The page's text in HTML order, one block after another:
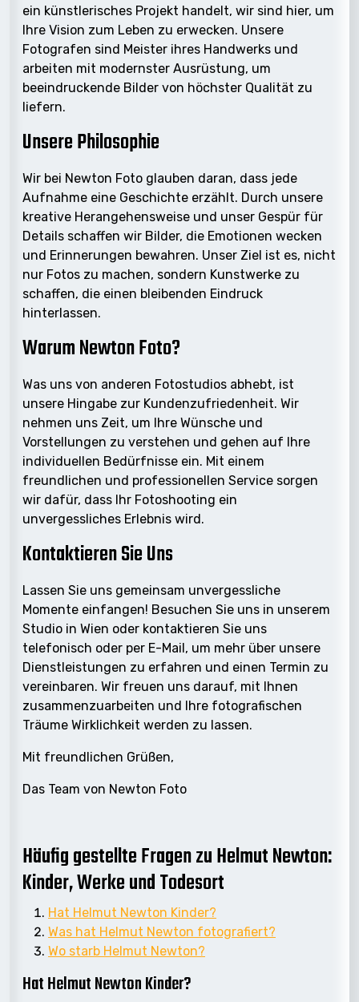
ein künstlerisches Projekt handelt, wir sind hier, um
Ihre Vision zum Leben zu erwecken. Unsere
Fotografen sind Meister ihres Handwerks und
arbeiten mit modernster Ausrüstung, um
beeindruckende Bilder von höchster Qualität zu
liefern.
Unsere Philosophie
Wir bei Newton Foto glauben daran, dass jede
Aufnahme eine Geschichte erzählt. Durch unsere
kreative Herangehensweise und unser Gespür für
Details schaffen wir Bilder, die Emotionen wecken
und Erinnerungen bewahren. Unser Ziel ist es, nicht
nur Fotos zu machen, sondern Kunstwerke zu
schaffen, die einen bleibenden Eindruck
hinterlassen.
Warum Newton Foto?
Was uns von anderen Fotostudios abhebt, ist
unsere Hingabe zur Kundenzufriedenheit. Wir
nehmen uns Zeit, um Ihre Wünsche und
Vorstellungen zu verstehen und gehen auf Ihre
individuellen Bedürfnisse ein. Mit einem
freundlichen und professionellen Service sorgen
wir dafür, dass Ihr Fotoshooting ein
unvergessliches Erlebnis wird.
Kontaktieren Sie Uns
Lassen Sie uns gemeinsam unvergessliche
Momente einfangen! Besuchen Sie uns in unserem
Studio in Wien oder kontaktieren Sie uns
telefonisch oder per E-Mail, um mehr über unsere
Dienstleistungen zu erfahren und einen Termin zu
vereinbaren. Wir freuen uns darauf, mit Ihnen
zusammenzuarbeiten und Ihre fotografischen
Träume Wirklichkeit werden zu lassen.
Mit freundlichen Grüßen,
Das Team von Newton Foto
Häufig gestellte Fragen zu Helmut Newton:
Kinder, Werke und Todesort
Hat Helmut Newton Kinder?
Was hat Helmut Newton fotografiert?
Wo starb Helmut Newton?
Hat Helmut Newton Kinder?